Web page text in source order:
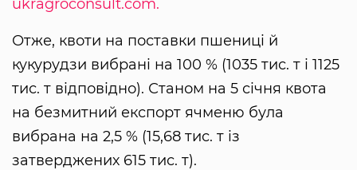
ukragroconsult.com.
Отже, квоти на поставки пшениці й
кукурудзи вибрані на 100 % (1035 тис. т і 1125
тис. т відповідно). Станом на 5 січня квота
на безмитний експорт ячменю була
вибрана на 2,5 % (15,68 тис. т із
затверджених 615 тис. т).